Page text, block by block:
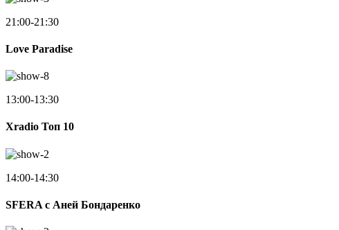
21:00-21:30
Love Paradise
13:00-13:30
Xradio Топ 10
14:00-14:30
SFERA с Аней Бондаренко